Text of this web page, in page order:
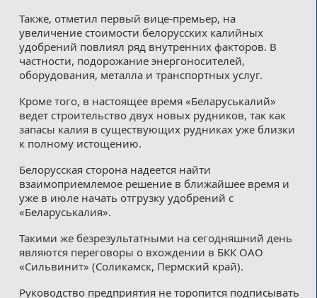
Также, отметил первый вице-премьер, на
увеличение стоимости белорусских калийных
удобрений повлиял ряд внутренних факторов. В
частности, подорожание энергоносителей,
оборудования, металла и транспортных услуг.
Кроме того, в настоящее время «Беларуськалий»
ведет строительство двух новых рудников, так как
запасы калия в существующих рудниках уже близки
к полному истощению.
Белорусская сторона надеется найти
взаимоприемлемое решение в ближайшее время и
уже в июле начать отгрузку удобрений с
«Беларуськалия».
Такими же безрезультатными на сегодняшний день
являются переговоры о вхождении в БКК ОАО
«Сильвинит» (Соликамск, Пермский край).
Руководство предприятия не торопится подписывать